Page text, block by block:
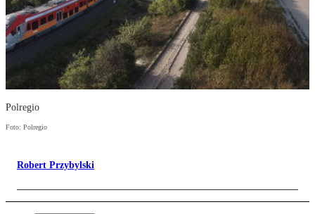
Polregio
Foto: Polregio
Robert Przybylski